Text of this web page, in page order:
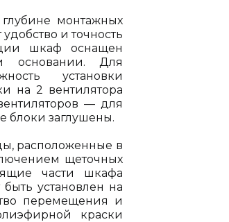
монтажных
и точность
шкаф оснащен
основании. Для
установки
на 2 вентилятора
— для
блоки заглушены.
расположенные в
щеточных
части шкафа
установлен на
перемещения и
краски